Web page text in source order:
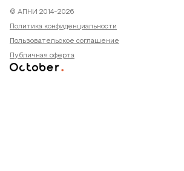
© АПНИ 2014-2026
Политика конфиденциальности
Пользовательское соглашение
Публичная оферта